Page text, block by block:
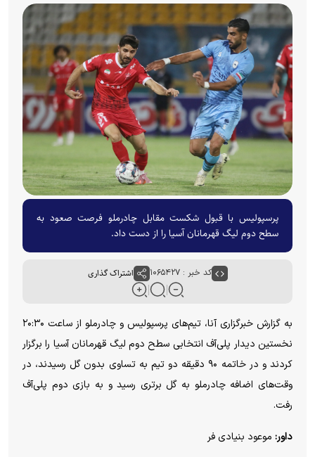
پرسپولیس با قبول شکست مقابل چادرملو فرصت صعود به
سطح دوم لیگ قهرمانان آسیا را از دست داد.
کد خبر : ۱۰۶۵۴۲۷ اشتراک گذاری
به گزارش خبرگزاری آنا، تیم‌های پرسپولیس و چادرملو از ساعت ۲۰:۳۰
نخستین دیدار پلی‌آف انتخابی سطح دوم لیگ قهرمانان آسیا را برگزار
کردند و در خاتمه ۹۰ دقیقه دو تیم به تساوی بدون گل رسیدند، در
وقت‌‌های اضافه چادرملو به گل برتری رسید و به بازی دوم پلی‌آف
رفت.
داور: موعود بنیادی فر